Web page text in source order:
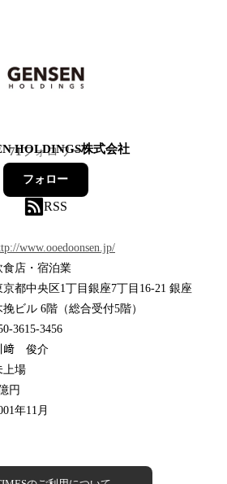
HOLDINGS株式会社
71フォロワー
フォロー
RSS
www.ooedoonsen.jp/
食店・宿泊業
京都中央区1丁目銀座7丁目16-21 銀座
挽ビル 6階（総合受付5階）
3615-3456
﨑 俊介
上場
円
年11月